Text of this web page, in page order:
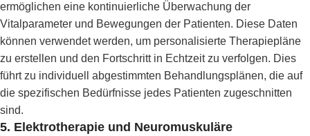
ermöglichen eine kontinuierliche Überwachung der
Vitalparameter und Bewegungen der Patienten. Diese Daten
können verwendet werden, um personalisierte Therapiepläne
zu erstellen und den Fortschritt in Echtzeit zu verfolgen. Dies
führt zu individuell abgestimmten Behandlungsplänen, die auf
die spezifischen Bedürfnisse jedes Patienten zugeschnitten
sind.
5. Elektrotherapie und Neuromuskuläre